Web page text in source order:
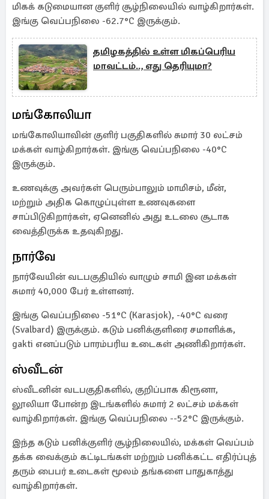
மிகக் கடுமையான குளிர் சூழ்நிலையில் வாழ்கிறார்கள்.
இங்கு வெப்பநிலை -62.7°C இருக்கும்.
தமிழகத்தில் உள்ள மிகப்பெரிய
மாவட்டம்.., எது தெரியுமா?
மங்கோலியா
மங்கோலியாவின் குளிர் பகுதிகளில் சுமார் 30 லட்சம்
மக்கள் வாழ்கிறார்கள். இங்கு வெப்பநிலை -40°C
இருக்கும்.
உணவுக்கு அவர்கள் பெரும்பாலும் மாமிசம், மீன்,
மற்றும் அதிக கொழுப்புள்ள உணவுகளை
சாப்பிடுகிறார்கள், ஏனெனில் அது உடலை சூடாக
வைத்திருக்க உதவுகிறது.
நார்வே
நார்வேயின் வடபகுதியில் வாழும் சாமி இன மக்கள்
சுமார் 40,000 பேர் உள்ளனர்.
இங்கு வெப்பநிலை -51°C (Karasjok), -40°C வரை
(Svalbard) இருக்கும். கடும் பனிக்குளிரை சமாளிக்க,
gakti எனப்படும் பாரம்பரிய உடைகள் அணிகிறார்கள்.
ஸ்வீடன்
ஸ்வீடனின் வடபகுதிகளில், குறிப்பாக கிரூனா,
லூலியா போன்ற இடங்களில் சுமார் 2 லட்சம் மக்கள்
வாழ்கிறார்கள். இங்கு வெப்பநிலை --52°C இருக்கும்.
இந்த கடும் பனிக்குளிர் சூழ்நிலையில், மக்கள் வெப்பம்
தக்க வைக்கும் கட்டிடங்கள் மற்றும் பனிக்கட்ட எதிர்ப்புத்
தரும் பைபர் உடைகள் மூலம் தங்களை பாதுகாத்து
வாழ்கிறார்கள்.